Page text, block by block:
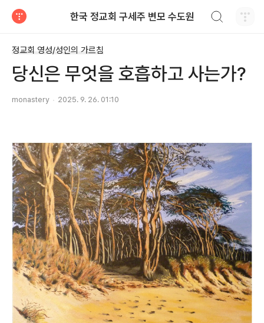
한국 정교회 구세주 변모 수도원
정교회 영성/성인의 가르침
당신은 무엇을 호흡하고 사는가?
monastery 2025. 9. 26. 01:10